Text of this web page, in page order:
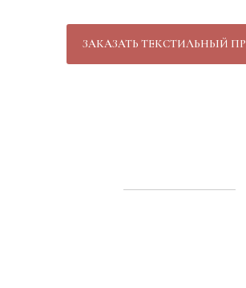
ЗАКАЗАТЬ ТЕКСТИЛЬНЫЙ